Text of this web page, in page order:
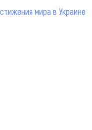
мира в Украине